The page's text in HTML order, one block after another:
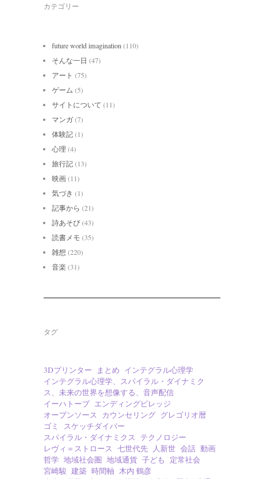
カテゴリー
future world imagination(110)
そんな一日 (47)
アート (75)
ゲーム (5)
サイトについて (11)
マンガ(7)
体験記(1)
心理 (4)
旅行記(13)
映画(11)
気づき (1)
記事から (21)
詩あそび(43)
読書メモ (35)
雑想 (220)
音楽 (31)
タグ
3Dプリンター まとめ インテグラル心理学
インテグラル心理学、スパイラル・ダイナミク
ス、未来の世界を想像する、音声配信
イーハトーブ エンディングビレッジ
オープンソース
カウンセリング グレゴリオ暦
ゴミ
スケッチダイバー
スパイラル・ダイナミクス
テクノロジー
レヴィ＝ストロース 七世代先 人新世 会話 動画
哲学 地域社会圏 地域通貨 子ども
定常社会
宮崎駿 建築 時間軸 木内 鶴彦